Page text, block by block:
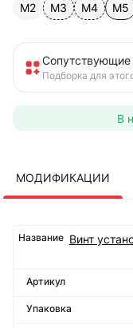
М2 М3 М4 М5
Сопутствующие
Подборка для
В
МОДИФИКАЦИИ
Винт